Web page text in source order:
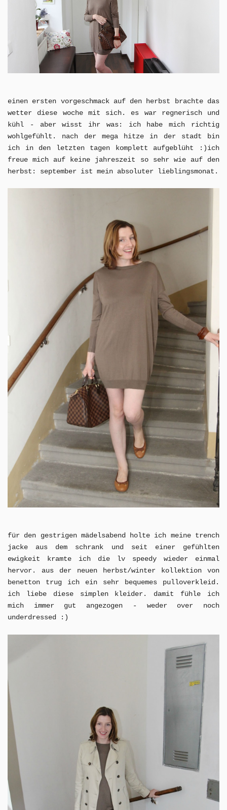
einen ersten vorgeschmack auf den herbst brachte das
wetter diese woche mit sich. es war regnerisch und
kühl - aber wisst ihr was: ich habe mich richtig
wohlgefühlt. nach der mega hitze in der stadt bin
ich in den letzten tagen komplett aufgeblüht :)ich
freue mich auf keine jahreszeit so sehr wie auf den
herbst: september ist mein absoluter lieblingsmonat.
für den gestrigen mädelsabend holte ich meine trench
jacke aus dem schrank und seit einer gefühlten
ewigkeit kramte ich die lv speedy wieder einmal
hervor. aus der neuen herbst/winter kollektion von
benetton trug ich ein sehr bequemes pulloverkleid.
ich liebe diese simplen kleider. damit fühle ich
mich immer gut angezogen - weder over noch
underdressed :)